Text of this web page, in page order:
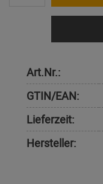
Art.Nr.:
GTIN/EAN:
Lieferzeit:
Hersteller: